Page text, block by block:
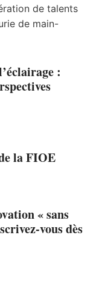
de talents
de main-
:
la FIOE
« sans
vous dès